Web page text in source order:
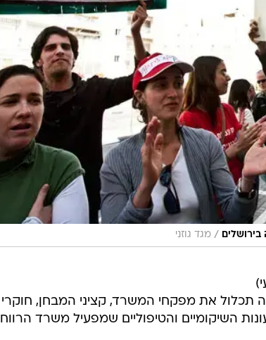
/ מגד גוזני
את מפקחי המשרד, קציני המבחן, חוקרי
השיקומיים והטיפוליים שמפעיל משרד